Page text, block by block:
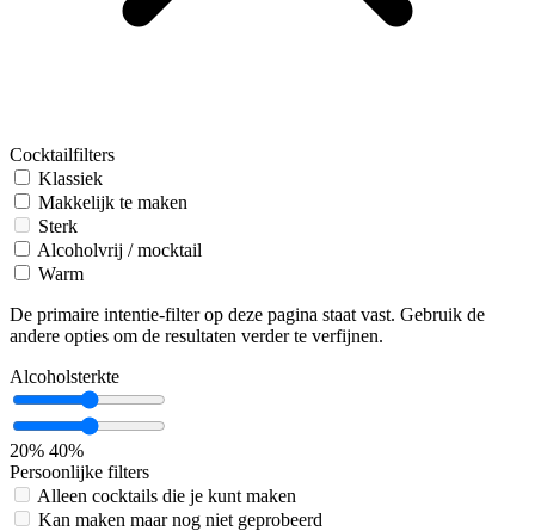
Cocktailfilters
Klassiek
Makkelijk te maken
Sterk
Alcoholvrij / mocktail
Warm
De primaire intentie-filter op deze pagina staat vast. Gebruik de
andere opties om de resultaten verder te verfijnen.
Alcoholsterkte
20% 40%
Persoonlijke filters
Alleen cocktails die je kunt maken
Kan maken maar nog niet geprobeerd